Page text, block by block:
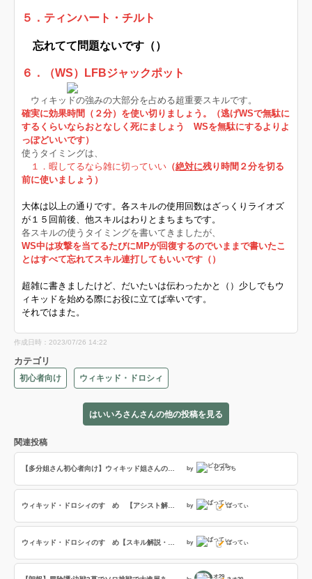
５．ティンハート・チルト
忘れてて問題ないです（）
６．（WS）LFBジャックポット
ウィキッドの強みの大部分を占める超重要スキルです。
確実に効果時間（２分）を使い切りましょう。（逃げWSで無駄に
するくらいならおとなしく死にましょう WSを無駄にするよりよ
っぽどいいです）
使うタイミングは、
１．暇してるなら雑に切っていい （絶対に残り時間２分を切る
前に使いましょう）
大体は以上の通りです。各スキルの使用回数はざっくりライオズ
が１５回前後、他スキルはわりとまちまちです。
各スキルの使うタイミングを書いてきましたが、
WS中は攻撃を当てるたびにMPが回復するのでいままで書いたこ
とはすべて忘れてスキル連打してもいいです（）
超雑に書きましたけど、だいたいは伝わったかと（）少しでもウ
ィキッドを始める際にお役に立てば幸いです。
それではまた。
作成日時：2023/07/26 14:22
カテゴリ
初心者向け ウィキッド・ドロシィ
はいいろさんさんの他の投稿を見る
関連投稿
by ピカづち
by ばってぃ
by ばってぃ